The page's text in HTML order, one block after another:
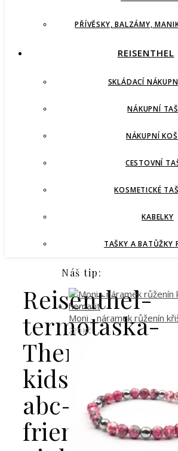
PŘÍVĚSKY, BALZÁMY,
REISENTHEL
SKLÁDACÍ
NÁKUPNÍ
NÁKUPNÍ
CESTOVNÍ
KOSMETICKÉ
KABELKY
TAŠKY A BATŮŽKY
Reisenthel-
termotaska-
Thermocase-
kids-
abc-
friends-
Náš tip:
Moni - náramek růženín
220 Kč